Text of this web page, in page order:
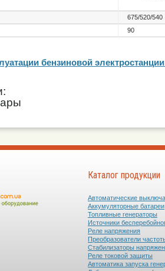
675/520/540
90
бензиновой
Каталог продукции
Автоматические
Аккумуляторные батареи
Топливные генераторы
Источники
Реле напряжения
Преобразователи
Стабилизаторы
Реле токовой защиты
Автоматика запуска